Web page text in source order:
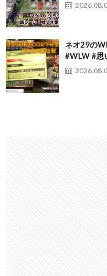
ネオ29の
#WLW #思